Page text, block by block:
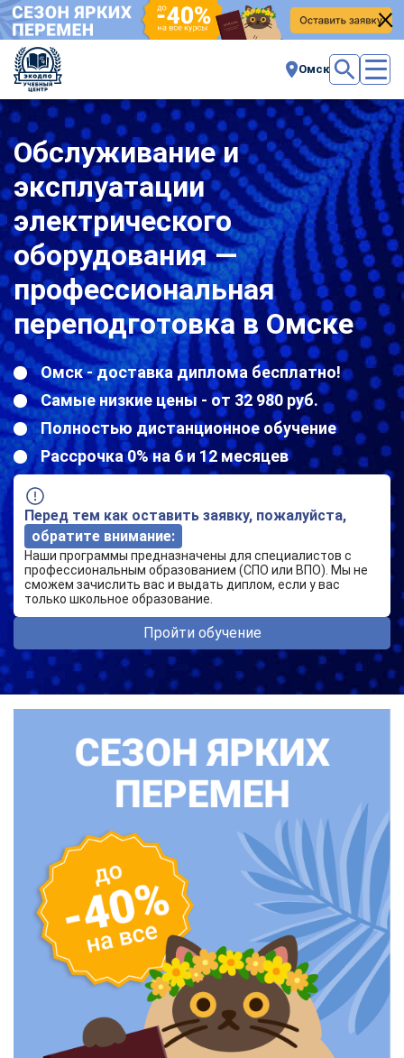
Омск
Обслуживание и
эксплуатации
электрического
оборудования —
профессиональная
переподготовка в Омске
Омск - доставка диплома бесплатно!
Самые низкие цены - от 32 980 руб.
Полностью дистанционное обучение
Рассрочка 0% на 6 и 12 месяцев
Перед тем как оставить заявку, пожалуйста,
обратите внимание:
Наши программы предназначены для специалистов с
профессиональным образованием (СПО или ВПО). Мы не
сможем зачислить вас и выдать диплом, если у вас
только школьное образование.
Пройти обучение